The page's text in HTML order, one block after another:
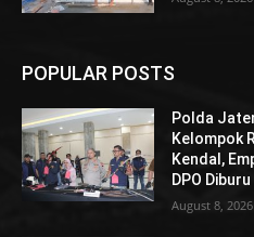
POPULAR POSTS
Polda
Kelompok
Kendal,
DPO Diburu
August 8, 2026